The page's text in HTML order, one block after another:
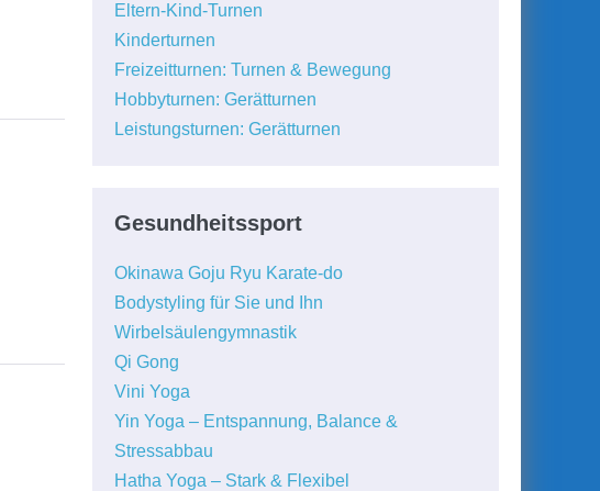
Eltern-Kind-Turnen
Kinderturnen
Freizeitturnen: Turnen & Bewegung
Hobbyturnen: Gerätturnen
Leistungsturnen: Gerätturnen
Gesundheitssport
Okinawa Goju Ryu Karate-do
Bodystyling für Sie und Ihn
Wirbelsäulengymnastik
Qi Gong
Vini Yoga
Yin Yoga – Entspannung, Balance &
Stressabbau
Hatha Yoga – Stark & Flexibel